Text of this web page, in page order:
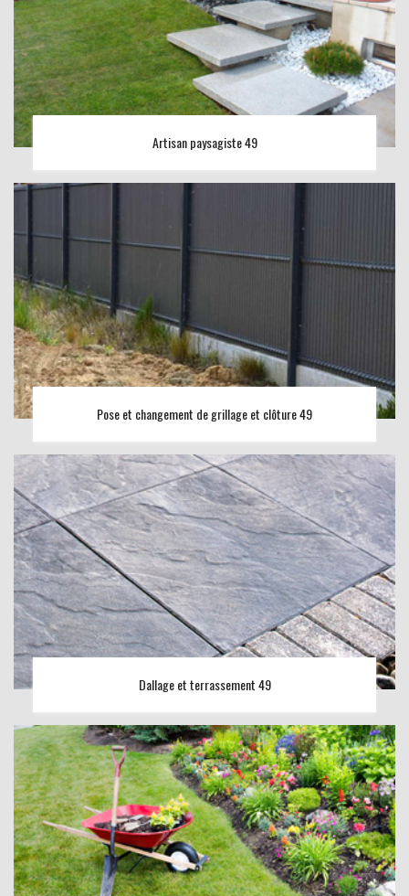
Artisan paysagiste 49
Pose et changement de grillage et clôture 49
Dallage et terrassement 49